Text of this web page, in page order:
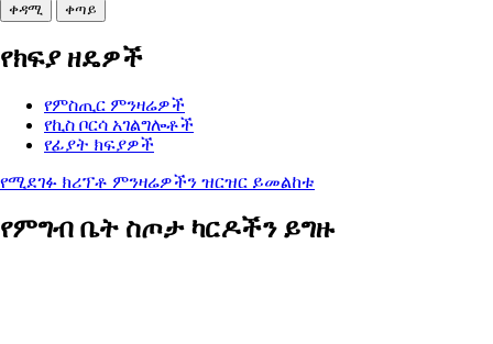
ቀዳሚ ቀጣይ
የክፍያ ዘዴዎች
የምስጢር ምንዛሬዎች
የኪስ ቦርሳ አገልግሎቶች
የፊያት ክፍያዎች
የሚደገፉ ክሪፕቶ ምንዛሬዎችን ዝርዝር ይመልከቱ
የምግብ ቤት ስጦታ ካርዶችን ይግዙ